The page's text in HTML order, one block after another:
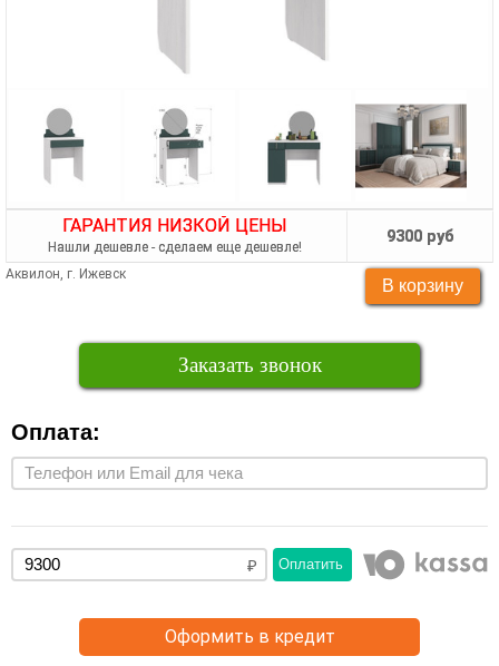
ГАРАНТИЯ НИЗКОЙ ЦЕНЫ
Нашли дешевле - сделаем еще дешевле!
9300 руб
Аквилон, г. Ижевск
Заказать звонок
Оплата:
Оплатить
Оформить в кредит